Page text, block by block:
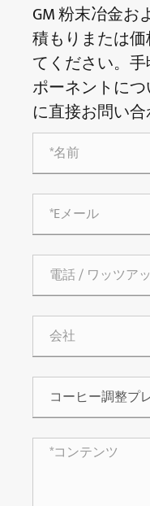
GM 粉末冶金お
積もりまたは
てください。
ポーネントに
に直接お問い合